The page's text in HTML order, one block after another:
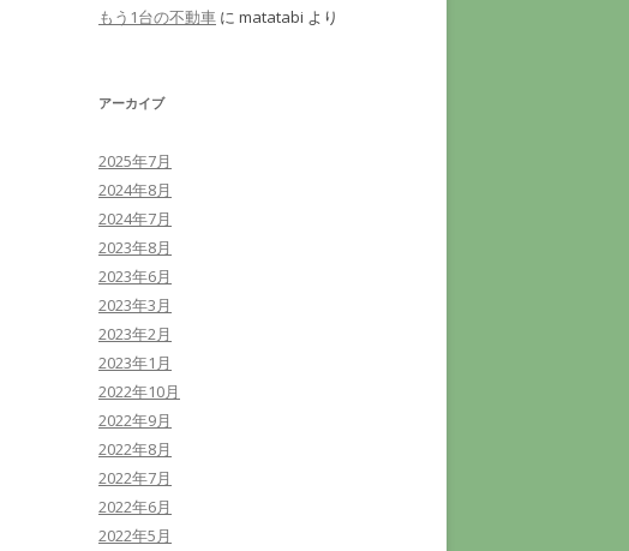
もう1台の不動車 に matatabi より
アーカイブ
2025年7月
2024年8月
2024年7月
2023年8月
2023年6月
2023年3月
2023年2月
2023年1月
2022年10月
2022年9月
2022年8月
2022年7月
2022年6月
2022年5月